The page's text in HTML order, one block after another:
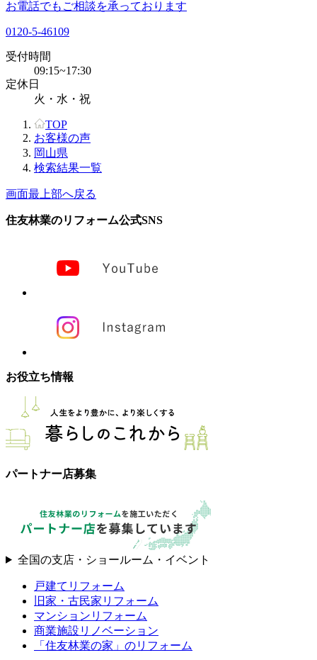
お電話でもご相談を承っております
0120-5-46109
受付時間
09:15~17:30
定休日
火・水・祝
TOP
お客様の声
岡山県
検索結果一覧
画面最上部へ戻る
住友林業のリフォーム公式SNS
お役立ち情報
パートナー店募集
全国の支店・ショールーム・イベント
戸建てリフォーム
旧家・古民家リフォーム
マンションリフォーム
商業施設リノベーション
「住友林業の家」のリフォーム